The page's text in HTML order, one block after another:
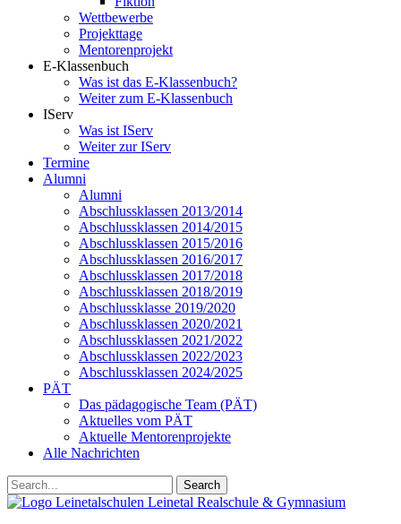
Wettbewerbe
Projekttage
Mentorenprojekt
E-Klassenbuch
Was ist das E-Klassenbuch?
Weiter zum E-Klassenbuch
IServ
Was ist IServ
Weiter zur IServ
Termine
Alumni
Alumni
Abschlussklassen 2013/2014
Abschlussklassen 2014/2015
Abschlussklassen 2015/2016
Abschlussklassen 2016/2017
Abschlussklassen 2017/2018
Abschlussklassen 2018/2019
Abschlussklasse 2019/2020
Abschlussklassen 2020/2021
Abschlussklassen 2021/2022
Abschlussklassen 2022/2023
Abschlussklassen 2024/2025
PÄT
Das pädagogische Team (PÄT)
Aktuelles vom PÄT
Aktuelle Mentorenprojekte
Alle Nachrichten
Search
Leinetalschulen Leinetal Realschule & Gymnasium